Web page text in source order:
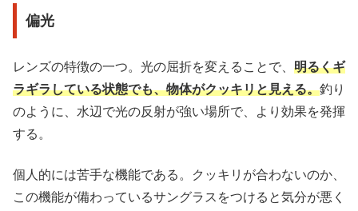
偏光
レンズの特徴の一つ。光の屈折を変えることで、 明るくギ
ラギラしている状態でも、物体がクッキリと見える。釣り
のように、水辺で光の反射が強い場所で、より効果を発揮
する。
個人的には苦手な機能である。クッキリが合わないのか、
この機能が備わっているサングラスをつけると気分が悪く